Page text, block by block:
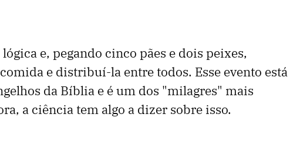
e, pegando cinco pães e dois peixes,
e distribuí-la entre todos. Esse evento está
da Bíblia e é um dos "milagres" mais
a ciência tem algo a dizer sobre isso.